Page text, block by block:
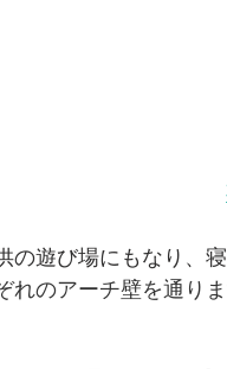
の遊び場にもなり、
れのアーチ壁を通りま